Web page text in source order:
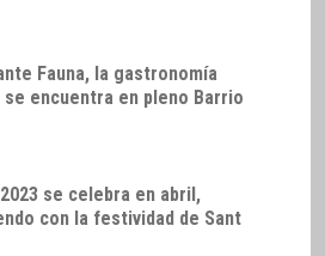
Fauna, la gastronomía
se encuentra en pleno Barrio
se celebra en abril,
con la festividad de Sant